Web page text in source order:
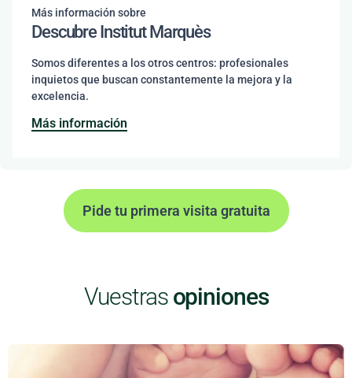
Más información sobre
Descubre Institut Marquès
Somos diferentes a los otros centros: profesionales
inquietos que buscan constantemente la mejora y la
excelencia.
Más información
Pide tu primera visita gratuita
Vuestras opiniones